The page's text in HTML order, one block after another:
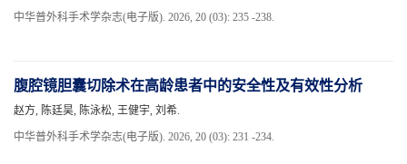
中华普外科手术学杂志(电子版). 2026, 20 (03): 235 -238.
腹腔镜胆囊切除术在高龄患者中的安全性及有效性分析
赵方, 陈廷昊, 陈泳松, 王健宇, 刘希.
中华普外科手术学杂志(电子版). 2026, 20 (03): 231 -234.